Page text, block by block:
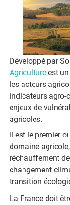
Développé par
Agriculture est
les acteurs
indicateurs agro-
enjeux de
agricoles.
Il est le premier
domaine
réchauffement
changement
transition
La France doit